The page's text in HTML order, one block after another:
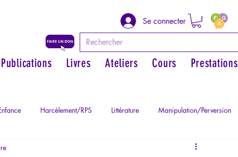
Se connecter
Publications Livres Ateliers Cours Prestations
Harcèlement/RPS Littérature Manipulation/Perversion
grecs